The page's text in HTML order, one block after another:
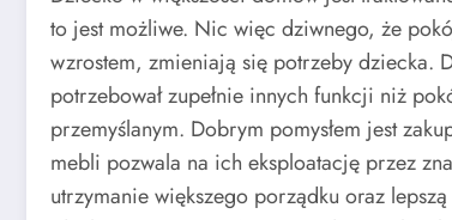
to jest możliwe. Nic więc dziwnego, że
wzrostem, zmieniają się potrzeby dziecka.
potrzebował zupełnie innych funkcji niż
przemyślanym. Dobrym pomysłem jest
mebli pozwala na ich eksploatację przez
utrzymanie większego porządku oraz